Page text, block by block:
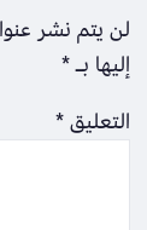
لن يتم نشر
إليها بـ*
التعليق*